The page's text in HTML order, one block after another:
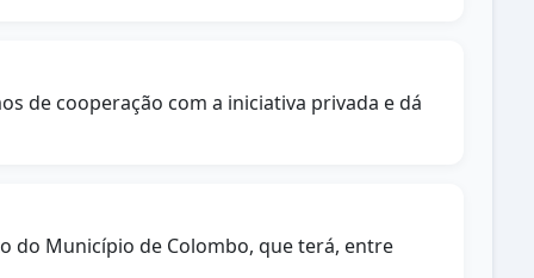
de cooperação com a iniciativa privada e dá
do Município de Colombo, que terá, entre